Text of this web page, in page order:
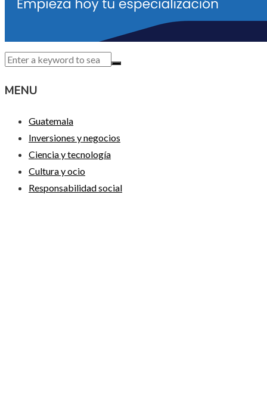
MENU
Guatemala
Inversiones y negocios
Ciencia y tecnología
Cultura y ocio
Responsabilidad social